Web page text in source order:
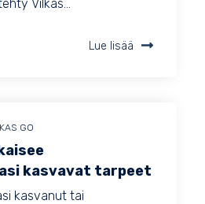
Vilkas...
Lue lisää
GO
kasvavat tarpeet
kasvanut tai